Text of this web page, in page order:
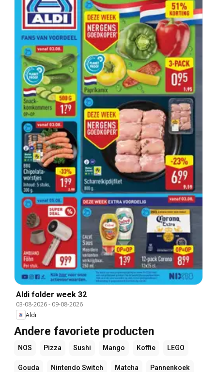
Aldi folder week 32
03-08-2026- 09-08-2026
Aldi
Andere favoriete producten
NOS Pizza Sushi Mango Koffie LEGO
Gouda Nintendo Switch Matcha Pannenkoek